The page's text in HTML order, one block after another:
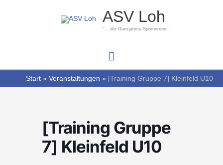
ASV Loh
"... der Ganzjahres-Sportverein!"
Hauptmenü
Start Veranstaltungen [Training Gruppe 7] Kleinfeld U10
[Training Gruppe
7] Kleinfeld U10